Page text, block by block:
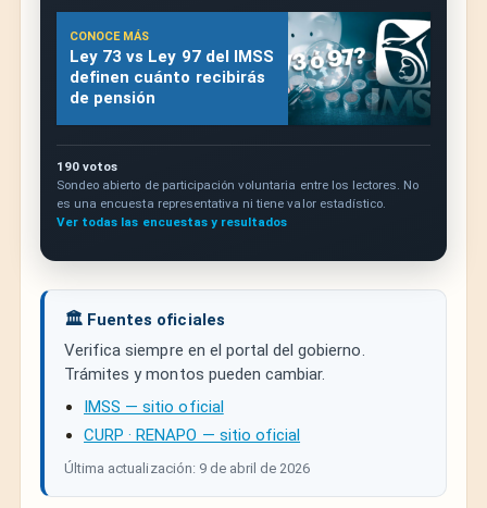
CONOCE MÁS
Ley 73 vs Ley 97 del IMSS
definen cuánto recibirás
de pensión
190 votos
Sondeo abierto de participación voluntaria entre los lectores. No
es una encuesta representativa ni tiene valor estadístico.
Ver todas las encuestas y resultados
🏛️ Fuentes oficiales
Verifica siempre en el portal del gobierno.
Trámites y montos pueden cambiar.
IMSS — sitio oficial
CURP · RENAPO — sitio oficial
Última actualización: 9 de abril de 2026